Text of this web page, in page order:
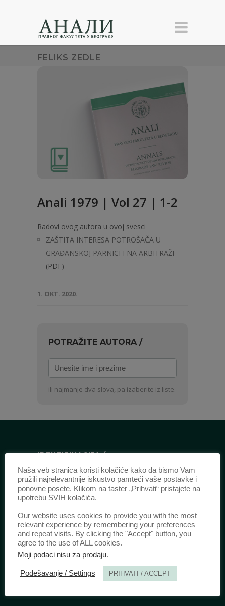
FELIKS ZEDLE
Anali 1979 | Vol 27 | 1-2
Radovi ovog autora u ovoj svesci
ZAŠTITA INTERESA POTROŠAČA U
GRAĐANSKOJ PARNICI I NA ARBITRAŽI
(PDF)
1. OKT. 2020.
POTRAŽITE AUTORA /
Unesite
ime
iili najmanje dva slova, pa izaberite iz liste.
IDENTIFIKACIJA /
ISSN:0003-2565(Štampano izdanje)
eISSN:2406-2693(Onlajn izdanje)
DOI:10.51204/Anali_PFBU_1906
IZDAVAČ /
Pravni fakultet Univerziteta u Beogradu
Bulevar kralja Aleksandra 67
11000 Beograd
Naša veb stranica koristi kolačiće kako da bismo Vam
pružili najrelevantnije iskustvo pamteći vaše postavke i
ponovne posete. Klikom na taster „Prihvati“ pristajete na
upotrebu SVIH kolačića.
Our website uses cookies to provide you with the most
relevant experience by remembering your preferences
and repeat visits. By clicking the "Accept" button, you
agree to the use of ALL cookies.
Moji podaci nisu za prodaju.
Podešavanje / Settings PRIHVATI / ACCEPT